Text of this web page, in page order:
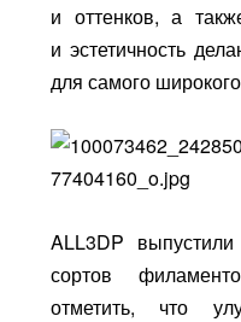
и оттенков, а
и эстетичность
для самого
ALL3DP
сортов
отметить, что